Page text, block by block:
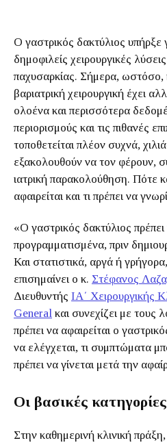
Ο γαστρικός δακτύλιος υπήρξε
δημοφιλείς χειρουργικές
παχυσαρκίας. Σήμερα,
βαριατρική χειρουργική έχει
ολοένα και περισσότερα
περιορισμούς και τις πιθανές
τοποθετείται πλέον συχνά,
εξακολουθούν να τον φέρουν,
ιατρική παρακολούθηση. Πότε
αφαιρείται και τι πρέπει να
«Ο γαστρικός δακτύλιος πρέπει
προγραμματισμένα, πριν
Και στατιστικά, αργά ή
επισημαίνει ο κ. Στέφανος
Διευθυντής ΙΑ΄ Χειρουργικής
General και συνεχίζει με τους
πρέπει να αφαιρείται ο
να ελέγχεται, τι συμπτώματα
πρέπει να γίνεται μετά την
Οι βασικές
Στην καθημερινή κλινική